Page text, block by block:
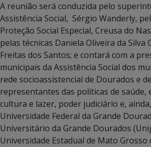
A reunião será conduzida pelo
Assistência Social, Sérgio Wanderly,
Proteção Social Especial, Creusa do
pelas técnicas Daniela Oliveira da Silva
Freitas dos Santos; e contará com a
municipais da Assistência Social dos
rede socioassistencial de Dourados e
representantes das políticas de saúde,
cultura e lazer, poder judiciário e,
Universidade Federal da Grande
Universitário da Grande Dourados
Universidade Estadual de Mato Grosso